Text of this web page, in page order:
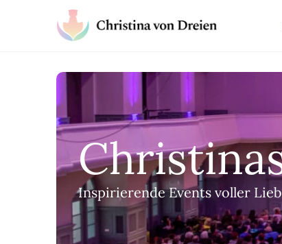
Inspirierende Events voller